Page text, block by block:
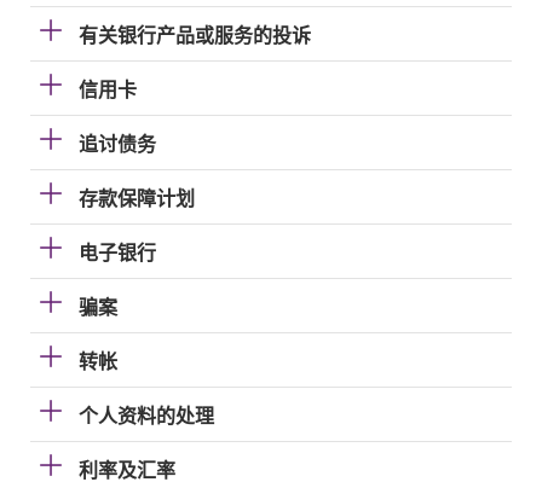
有关银行产品或服务的投诉
信用卡
追讨债务
存款保障计划
电子银行
骗案
转帐
个人资料的处理
利率及汇率